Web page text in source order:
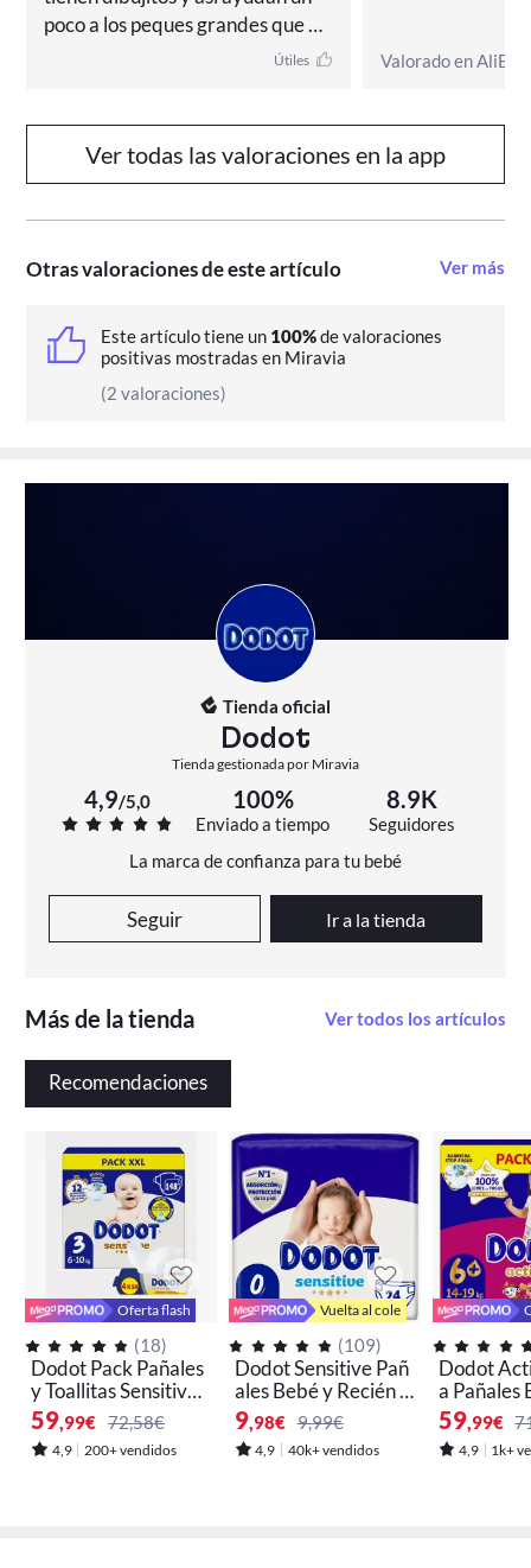
poco a los peques grandes que
todavía no contienen y se hacen
Útiles Valorado en
Ver todas las valoraciones en la app
Otras valoraciones de este artículo Ver más
Este artículo tiene un 100%de valoraciones
positivas mostradas en Miravia
(2 valoraciones)
Tienda oficial
Dodot
Tienda gestionada por Miravia
4,9/5,0 100%
Enviado a tiempo
8.9K
Seguidores
La marca de confianza para tu bebé
Seguir Ir a la tienda
Más de la tienda Ver todos los artículos
Recomendaciones
Oferta flash
(18)
Dodot Pack Pañales
y Toallitas Sensitive -
Disponible en Talla
1, 2 y 3
59,99€ 72,58€
4,9 200+ vendidos
Vuelta al cole
(109)
Dodot Sensitive Pañ
ales Bebé y Recién n
acido, Tallas 0,1,2 y
3
9,98€ 9,99€
4,9 40k+ vendidos
Dodot
a Pañales
as: 4+,5+
59,99€
4,9 1k+